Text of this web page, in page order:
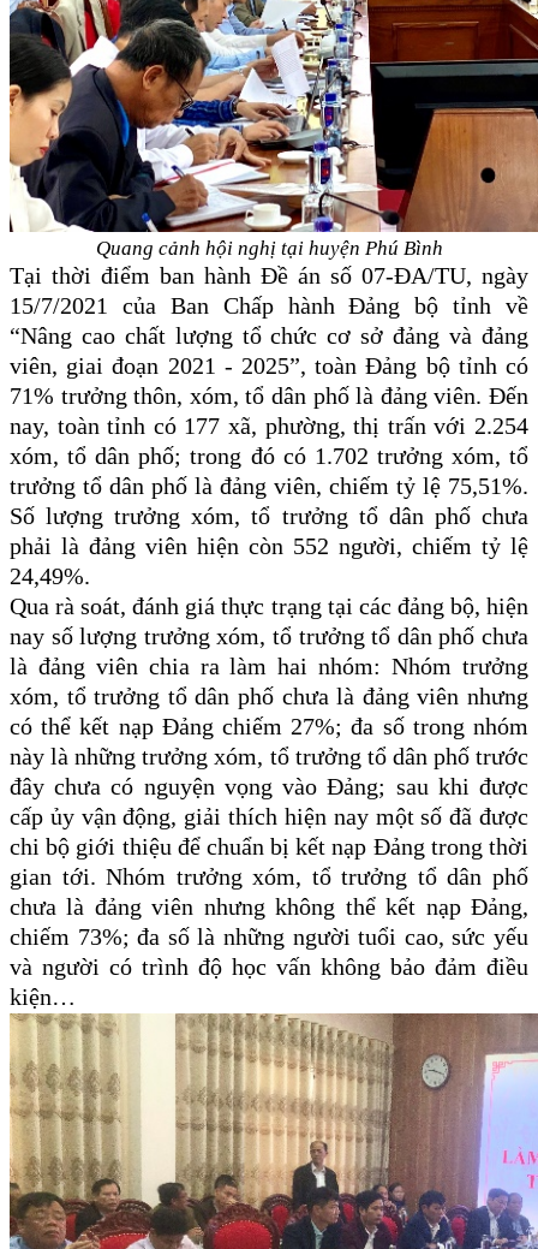
Quang cảnh hội nghị tại huyện Phú Bình
Tại thời điểm ban hành Đề án số 07-ĐA/TU, ngày
15/7/2021 của Ban Chấp hành Đảng bộ tỉnh về
“Nâng cao chất lượng tổ chức cơ sở đảng và đảng
viên, giai đoạn 2021 - 2025”, toàn Đảng bộ tỉnh có
71% trưởng thôn, xóm, tổ dân phố là đảng viên. Đến
nay, toàn tỉnh có 177 xã, phường, thị trấn với 2.254
xóm, tổ dân phố; trong đó có 1.702 trưởng xóm, tổ
trưởng tổ dân phố là đảng viên, chiếm tỷ lệ 75,51%.
Số lượng trưởng xóm, tổ trưởng tổ dân phố chưa
phải là đảng viên hiện còn 552 người, chiếm tỷ lệ
24,49%.
Qua rà soát, đánh giá thực trạng tại các đảng bộ, hiện
nay số lượng trưởng xóm, tổ trưởng tổ dân phố chưa
là đảng viên chia ra làm hai nhóm: Nhóm trưởng
xóm, tổ trưởng tổ dân phố chưa là đảng viên nhưng
có thể kết nạp Đảng chiếm 27%; đa số trong nhóm
này là những trưởng xóm, tổ trưởng tổ dân phố trước
đây chưa có nguyện vọng vào Đảng; sau khi được
cấp ủy vận động, giải thích hiện nay một số đã được
chi bộ giới thiệu để chuẩn bị kết nạp Đảng trong thời
gian tới. Nhóm trưởng xóm, tổ trưởng tổ dân phố
chưa là đảng viên nhưng không thể kết nạp Đảng,
chiếm 73%; đa số là những người tuổi cao, sức yếu
và người có trình độ học vấn không bảo đảm điều
kiện…